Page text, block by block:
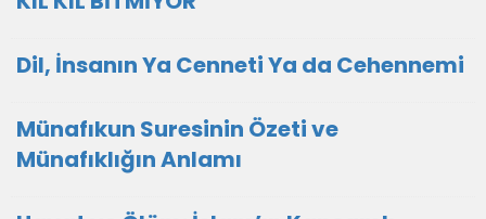
Dil, İnsanın Ya Cenneti Ya da Cehennemi
Münafıkun Suresinin Özeti ve
Münafıklığın Anlamı